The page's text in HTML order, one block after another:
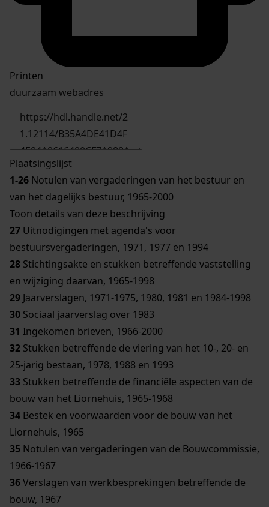
Printen
duurzaam webadres
Plaatsingslijst
1-26 Notulen van vergaderingen van het bestuur en
van het dagelijks bestuur, 1965-2000
Toon details van deze beschrijving
27 Uitnodigingen met agenda's voor
bestuursvergaderingen, 1971, 1977 en 1994
28 Stichtingsakte en stukken betreffende vaststelling
en wijziging daarvan, 1965-1998
29 Jaarverslagen, 1971-1975, 1980, 1981 en 1984-1998
30 Sociaal jaarverslag over 1983
31 Ingekomen brieven, 1966-2000
32 Stukken betreffende de viering van het 10-, 20- en
25-jarig bestaan, 1978, 1988 en 1993
33 Stukken betreffende de financiële aspecten van de
bouw van het Liornehuis, 1965-1968
34 Bestek en voorwaarden voor de bouw van het
Liornehuis, 1965
35 Notulen van vergaderingen van de Bouwcommissie,
1966-1967
36Verslagen van werkbesprekingen betreffende de
bouw, 1967